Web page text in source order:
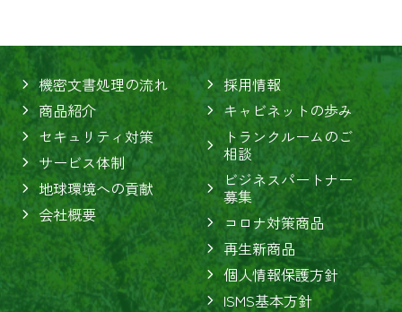
機密文書処理の流れ
商品紹介
セキュリティ対策
サービス体制
地球環境への貢献
会社概要
採用情報
キャビネットの歩み
トランクルームのご
相談
ビジネスパートナー
募集
コロナ対策商品
再生新商品
個人情報保護方針
ISMS基本方針